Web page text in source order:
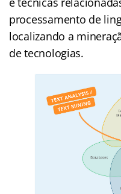
processamento de
localizando a
de tecnologias.